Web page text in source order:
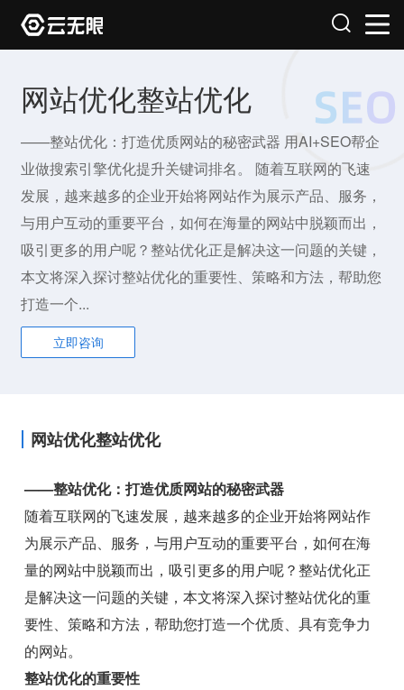
网站优化整站优化
——整站优化：打造优质网站的秘密武器 用AI+SEO帮企
业做搜索引擎优化提升关键词排名。 随着互联网的飞速
发展，越来越多的企业开始将网站作为展示产品、服务，
与用户互动的重要平台，如何在海量的网站中脱颖而出，
吸引更多的用户呢？整站优化正是解决这一问题的关键，
本文将深入探讨整站优化的重要性、策略和方法，帮助您
打造一个...
立即咨询
网站优化整站优化
——整站优化：打造优质网站的秘密武器
随着互联网的飞速发展，越来越多的企业开始将网站作
为展示产品、服务，与用户互动的重要平台，如何在海
量的网站中脱颖而出，吸引更多的用户呢？整站优化正
是解决这一问题的关键，本文将深入探讨整站优化的重
要性、策略和方法，帮助您打造一个优质、具有竞争力
的网站。
整站优化的重要性